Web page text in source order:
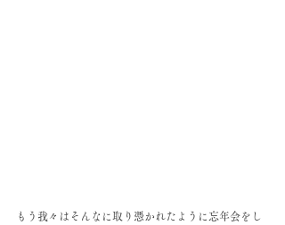
もう我々はそんなに取り憑かれたように忘年会をし